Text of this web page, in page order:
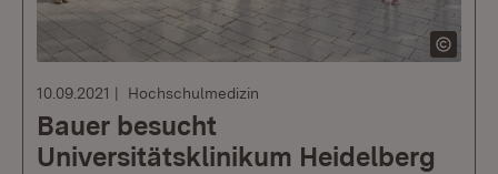
10.09.2021 Hochschulmedizin
Bauer besucht
Universitätsklinikum Heidelberg